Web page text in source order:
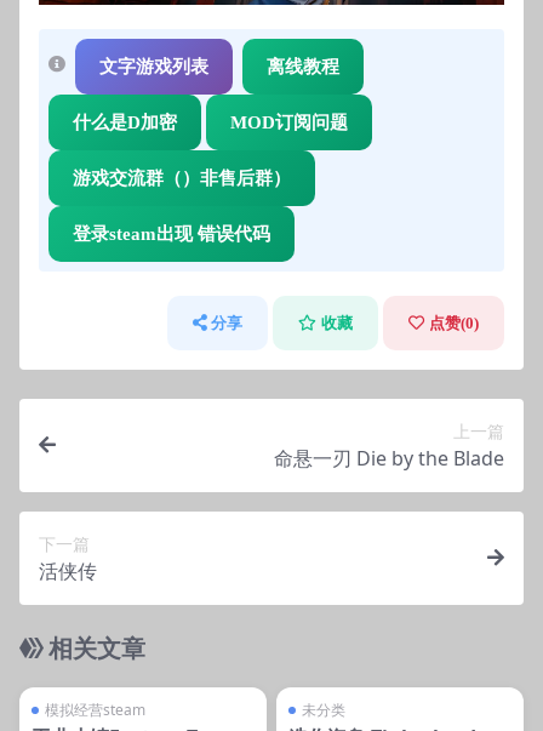
文字游戏列表 离线教程
什么是D加密 MOD订阅问题
游戏交流群（）非售后群）
登录steam出现 错误代码
分享 收藏 点赞(0)
上一篇
命悬一刃 Die by the Blade
下一篇
活侠传
相关文章
模拟经营steam
未分类